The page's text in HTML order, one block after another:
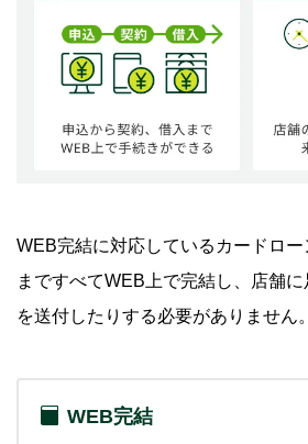
WEB完結に対応しているカードロー
まですべてWEB上で完結し、店舗
を送付したりする必要がありません。
WEB完結